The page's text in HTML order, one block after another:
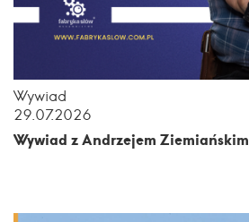
Wywiad
29.07.2026
Wywiad z Andrzejem Ziemiańskim